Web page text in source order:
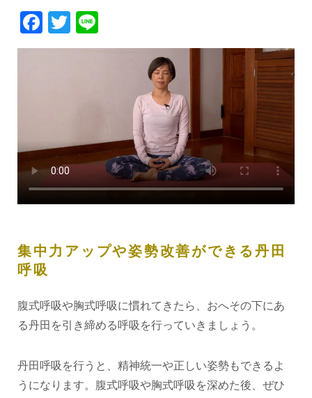
Facebook
Twitter
集中力アップや姿勢改善ができる丹田
呼吸
腹式呼吸や胸式呼吸に慣れてきたら、おへその下にあ
る丹田を引き締める呼吸を行っていきましょう。
丹田呼吸を行うと、精神統一や正しい姿勢もできるよ
うになります。腹式呼吸や胸式呼吸を深めた後、ぜひ